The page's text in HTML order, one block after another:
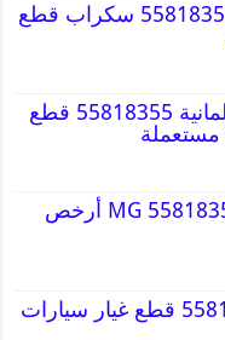
قطع غيار كاديلاك 55818355 سكراب قطع
قطع غيار سيارات المانية 55818355 قطع
مستعملة
قطع غيار أم جي MG 55818355 أرخص
قطع غيار كيا 55818355 قطع غيار سيارات